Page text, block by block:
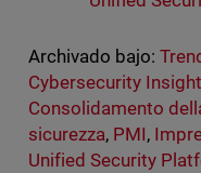
Archivado bajo:
Cybersecurity
Consolidamento
sicurezza, PMI,
Unified Security